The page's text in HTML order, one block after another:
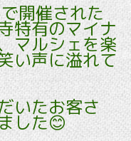
開催された
特有のマイナ
マルシェを楽
い声に溢れて
いたお客さ
した😊